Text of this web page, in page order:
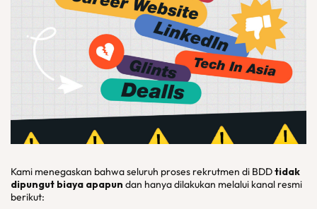
Kami menegaskan bahwa seluruh proses rekrutmen di BDDtidak
dipungut biaya apapun dan hanya dilakukan melalui kanal resmi
berikut: